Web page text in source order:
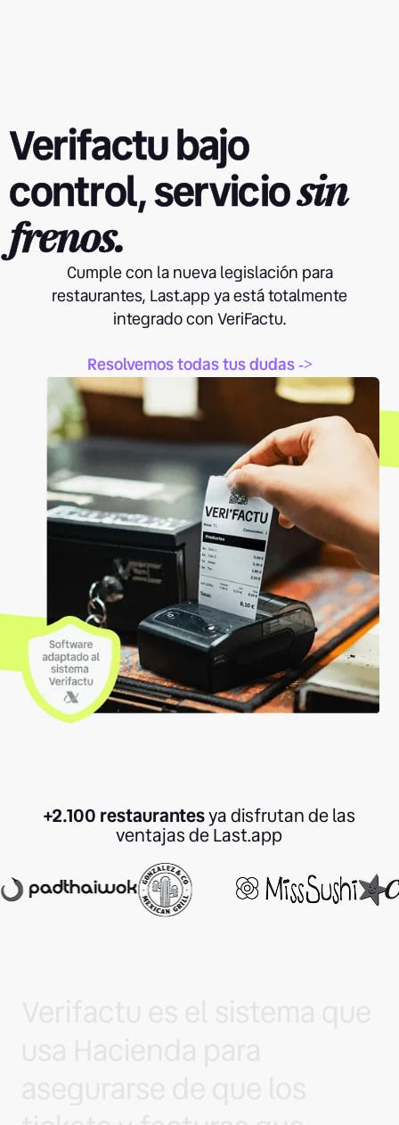
Verifactu bajo
control, serviciosin
frenos.
Cumple con la nueva legislación para
restaurantes, Last.app ya está totalmente
integrado con VeriFactu.
Resolvemos todas tus dudas ->
+2.100 restaurantesya disfrutan de las
ventajas de Last.app